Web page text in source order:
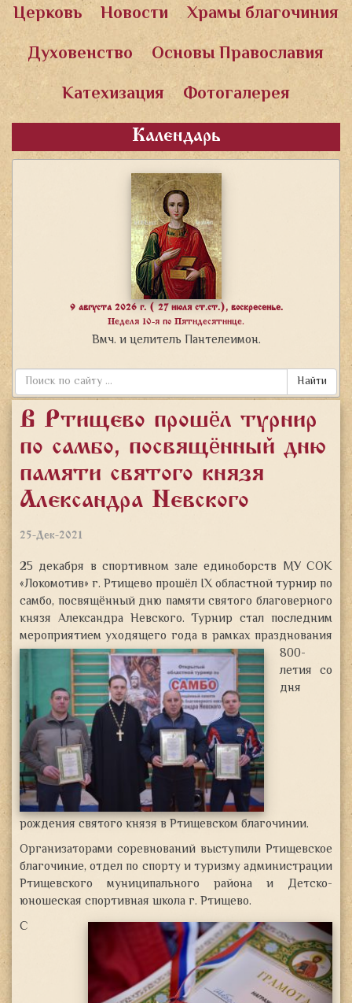
Церковь Новости
Храмы благочиния
Духовенство
Основы Православия
Катехизация
Фотогалерея
Календарь
9 августа 2026 г. ( 27 июля ст.ст.), воскресенье.
Неделя 10-я по Пятидесятнице.
Вмч. и целитель Пантелеимон.
Найти
В Ртищево прошёл турнир
по самбо, посвящённый дню
памяти святого князя
Александра Невского
25-Дек-2021
25 декабря в спортивном зале единоборств МУ СОК
«Локомотив» г. Ртищево прошёл IX областной турнир по
самбо, посвящённый дню памяти святого благоверного
князя Александра Невского. Турнир стал последним
мероприятием уходящего годав рамках празднования
800-
летия со
дня
рождения святого князя в Ртищевском благочинии.
Организаторами соревнований выступили Ртищевское
благочиние, отдел по спорту и туризму администрации
Ртищевского муниципального района и Детско-
юношеская спортивная школа г. Ртищево.
С